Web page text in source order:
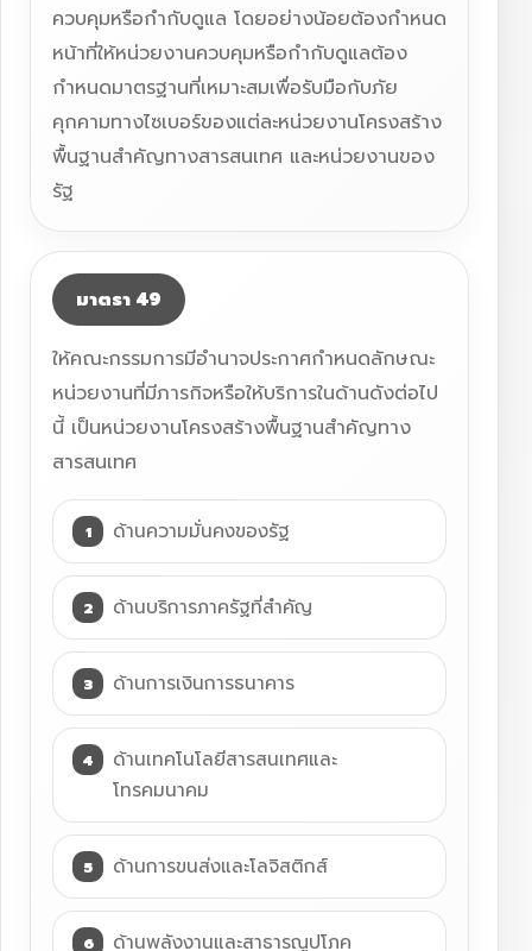
ควบคุมหรือกำกับดูแล โดยอย่างน้อยต้องกำหนด
หน้าที่ให้หน่วยงานควบคุมหรือกำกับดูแลต้อง
กำหนดมาตรฐานที่เหมาะสมเพื่อรับมือกับภัย
คุกคามทางไซเบอร์ของแต่ละหน่วยงานโครงสร้าง
พื้นฐานสำคัญทางสารสนเทศ และหน่วยงานของ
รัฐ
มาตรา 49
ให้คณะกรรมการมีอำนาจประกาศกำหนดลักษณะ
หน่วยงานที่มีภารกิจหรือให้บริการในด้านดังต่อไป
นี้ เป็นหน่วยงานโครงสร้างพื้นฐานสำคัญทาง
สารสนเทศ
ด้านความมั่นคงของรัฐ
ด้านบริการภาครัฐที่สำคัญ
ด้านการเงินการธนาคาร
ด้านเทคโนโลยีสารสนเทศและ
โทรคมนาคม
ด้านการขนส่งและโลจิสติกส์
ด้านพลังงานและสาธารณูปโภค